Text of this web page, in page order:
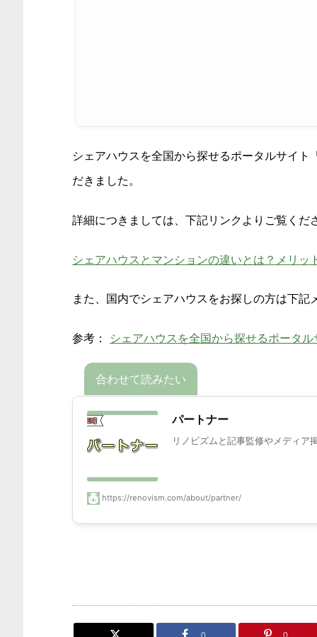
シェアハウスを全国から探せるポータルサイ
だきました。
詳細につきましては、下記リンクよりご覧くだ
シェアハウスとマンションの違いとは？メリ
また、 国内でシェアハウスをお探しの方は下記
参考： シェアハウスを全国から探せるポータル
パートナー
リノビズムと記事監修やメディア
https://renovism.com/about/partner/